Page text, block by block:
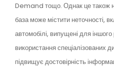
Demand тощо. Однак це також
база може містити неточності,
автомобілі, випущені для
використання спеціалізованих
підвищує достовірність